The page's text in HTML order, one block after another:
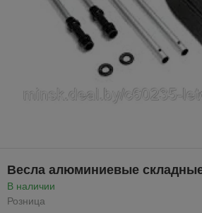
Весла алюминиевые
В наличии
Розница